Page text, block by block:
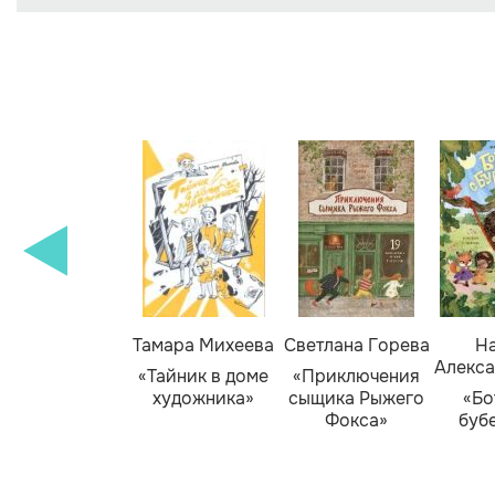
Тамара Михеева
«Тайник в доме
художника»
Светлана Горева
«Приключения
сыщика Рыжего
Фокса»